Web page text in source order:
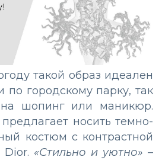
такой образ идеален
по городскому парку, так
шопинг или маникюр.
носить темно-
костюм с контрастной
Dior. «Стильно и уютно» –